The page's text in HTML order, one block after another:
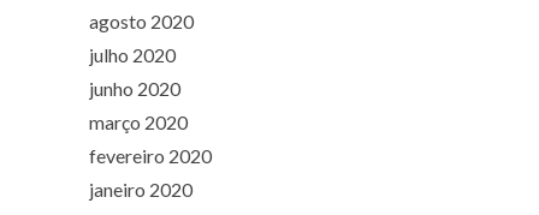
agosto 2020
julho 2020
junho 2020
março 2020
fevereiro 2020
janeiro 2020